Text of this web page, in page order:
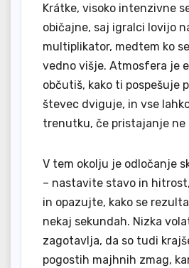
Krátke, visoko intenzivne
običajne, saj igralci lovijo
multiplikator, medtem ko
vedno višje. Atmosfera je
občutiš, kako ti pospešuje
števec dviguje, in vse
trenutku, če pristajanje ne
V tem okolju je odločanje
– nastavite stavo in
in opazujte, kako se
nekaj sekundah. Nizka
zagotavlja, da so tudi
pogostih majhnih zmag,